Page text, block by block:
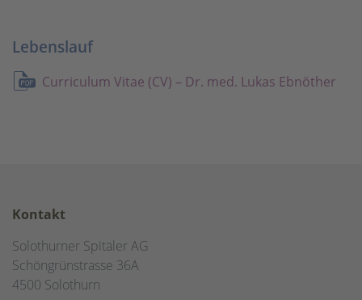
Lebenslauf
Curriculum Vitae (CV) – Dr. med. Lukas Ebnöther
Kontakt
Solothurner Spitäler AG
Schöngrünstrasse 36A
4500 Solothurn